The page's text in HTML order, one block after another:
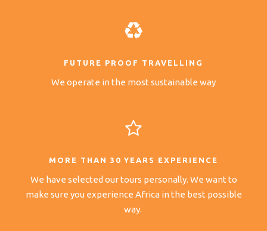
FUTURE PROOF TRAVELLING
We operate in the most sustainable way
MORE THAN 30 YEARS EXPERIENCE
We have selected our tours personally. We want to
make sure you experience Africa in the best possible
way.